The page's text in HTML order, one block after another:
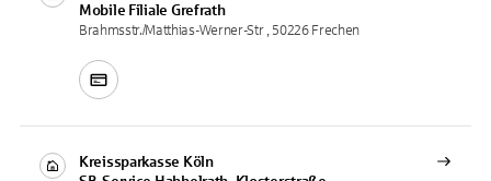
Mobile Filiale Grefrath
Brahmsstr./Matthias-Werner-Str , 50226 Frechen
Kreissparkasse Köln